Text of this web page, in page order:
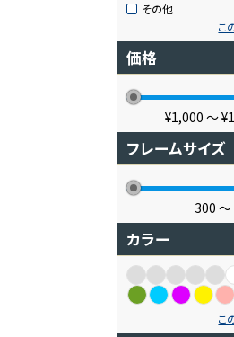
その他
こ
価格
¥1,000 〜
フレームサイズ
300 〜
カラー
こ